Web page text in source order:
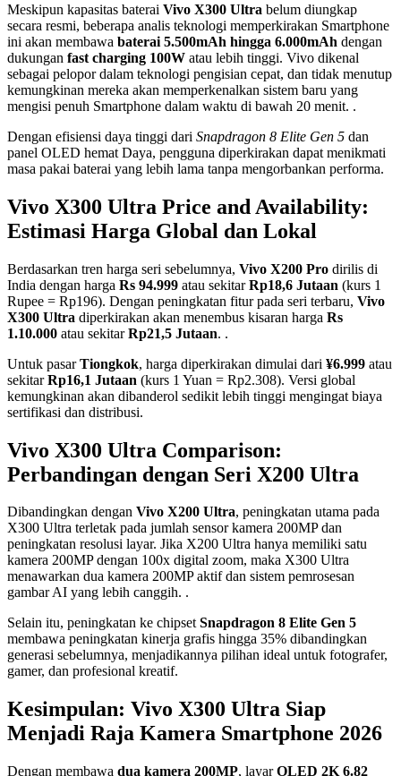
Meskipun kapasitas baterai Vivo X300 Ultra belum diungkap
secara resmi, beberapa analis teknologi memperkirakan Smartphone
ini akan membawa baterai 5.500mAh hingga 6.000mAh dengan
dukungan fast charging 100W atau lebih tinggi. Vivo dikenal
sebagai pelopor dalam teknologi pengisian cepat, dan tidak menutup
kemungkinan mereka akan memperkenalkan sistem baru yang
mengisi penuh Smartphone dalam waktu di bawah 20 menit. .
Dengan efisiensi daya tinggi dari Snapdragon 8 Elite Gen 5 dan
panel OLED hemat Daya, pengguna diperkirakan dapat menikmati
masa pakai baterai yang lebih lama tanpa mengorbankan performa.
Vivo X300 Ultra Price and Availability:
Estimasi Harga Global dan Lokal
Berdasarkan tren harga seri sebelumnya, Vivo X200 Pro dirilis di
India dengan harga Rs 94.999 atau sekitarRp18,6 Jutaan (kurs 1
Rupee = Rp196). Dengan peningkatan fitur pada seri terbaru, Vivo
X300 Ultra diperkirakan akan menembus kisaran harga Rs
1.10.000 atau sekitarRp21,5 Jutaan. .
Untuk pasarTiongkok, harga diperkirakan dimulai dari ¥6.999 atau
sekitarRp16,1 Jutaan (kurs 1 Yuan = Rp2.308). Versi global
kemungkinan akan dibanderol sedikit lebih tinggi mengingat biaya
sertifikasi dan distribusi.
Vivo X300 Ultra Comparison:
Perbandingan dengan Seri X200 Ultra
Dibandingkan dengan Vivo X200 Ultra, peningkatan utama pada
X300 Ultra terletak pada jumlah sensor kamera 200MP dan
peningkatan resolusi layar. Jika X200 Ultra hanya memiliki satu
kamera 200MP dengan 100x digital zoom, maka X300 Ultra
menawarkan dua kamera 200MP aktif dan sistem pemrosesan
gambar AI yang lebih canggih. .
Selain itu, peningkatan ke chipsetSnapdragon 8 Elite Gen 5
membawa peningkatan kinerja grafis hingga 35% dibandingkan
generasi sebelumnya, menjadikannya pilihan ideal untuk fotografer,
gamer, dan profesional kreatif.
Kesimpulan: Vivo X300 Ultra Siap
Menjadi Raja Kamera Smartphone 2026
Dengan membawa dua kamera 200MP, layarOLED 2K 6.82